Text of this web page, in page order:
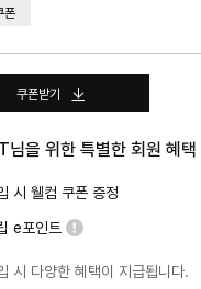
폰
쿠폰받기
님을 위한 특별한 회원 혜택
시 웰컴 쿠폰 증정
e포인트
시 다양한 혜택이 지급됩니다.